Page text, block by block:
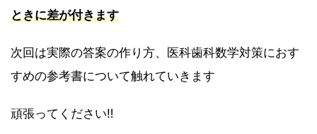
ときに差が付きます
次回は実際の答案の作り方、医科歯科数学対策におす
すめの参考書について触れていきます
頑張ってください‼︎